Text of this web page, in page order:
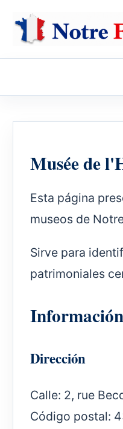
Musée de
Esta página
museos de
Sirve para
patrimoniales
Dirección
Calle: 2, rue
Código postal: